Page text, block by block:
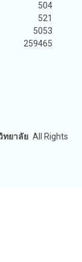
504
521
5053
259465
ทยาลัย All Rights